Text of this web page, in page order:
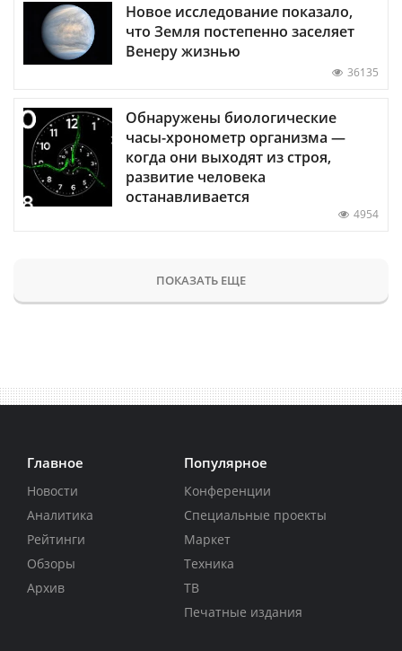
Новое исследование показало,
что Земля постепенно заселяет
Венеру жизнью
36135
Обнаружены биологические
часы-хронометр организма —
когда они выходят из строя,
развитие человека
останавливается
4954
ПОКАЗАТЬ ЕЩЕ
Главное
Новости
Аналитика
Рейтинги
Обзоры
Архив
Популярное
Конференции
Специальные проекты
Маркет
Техника
ТВ
Печатные издания